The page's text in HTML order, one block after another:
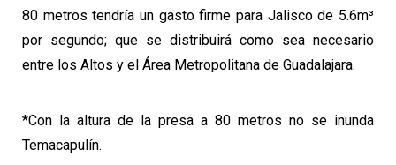
80 metros tendría un gasto firme para Jalisco de 5.6m³
por segundo; que se distribuirá como sea necesario
entre los Altos y el Área Metropolitana de Guadalajara.
*Con la altura de la presa a 80 metros no se inunda
Temacapulín.